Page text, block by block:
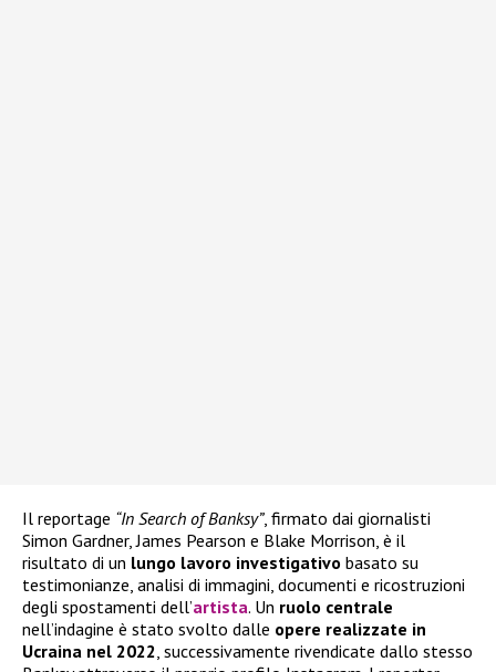
Il reportage “In Search of Banksy”, firmato dai giornalisti
Simon Gardner, James Pearson e Blake Morrison, è il
risultato di un lungo lavoro investigativo basato su
testimonianze, analisi di immagini, documenti e ricostruzioni
degli spostamenti dell’artista. Un ruolo centrale
nell’indagine è stato svolto dalle opere realizzate in
Ucraina nel 2022, successivamente rivendicate dallo stesso